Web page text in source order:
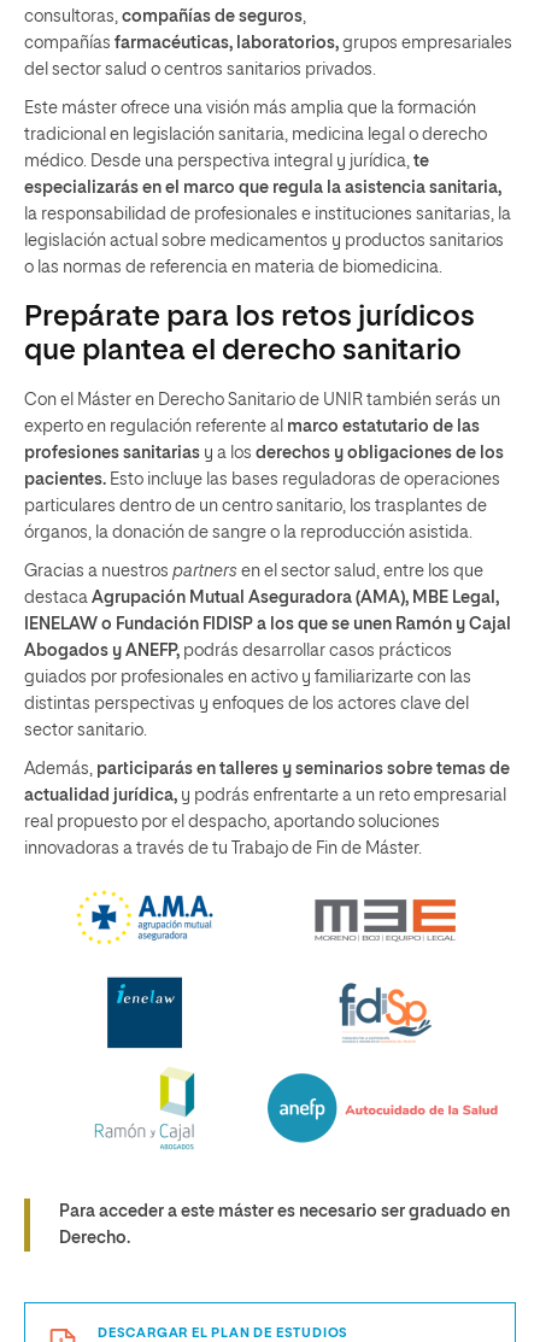
consultoras, compañías de seguros,
compañías farmacéuticas, laboratorios, grupos empresariales
del sector salud o centros sanitarios privados.
Este máster ofrece una visión más amplia que la formación
tradicional en legislación sanitaria, medicina legal o derecho
médico. Desde una perspectiva integral y jurídica, te
especializarás en el marco que regula la asistencia sanitaria,
la responsabilidad de profesionales e instituciones sanitarias, la
legislación actual sobre medicamentos y productos sanitarios
o las normas de referencia en materia de biomedicina.
Prepárate para los retos jurídicos
que plantea el derecho sanitario
Con el Máster en Derecho Sanitario de UNIR también serás un
experto en regulación referente al marco estatutario de las
profesiones sanitarias y a los derechos y obligaciones de los
pacientes. Esto incluye las bases reguladoras de operaciones
particulares dentro de un centro sanitario, los trasplantes de
órganos, la donación de sangre o la reproducción asistida.
Gracias a nuestros partners en el sector salud, entre los que
destaca Agrupación Mutual Aseguradora (AMA), MBE Legal,
IENELAW o Fundación FIDISP a los que se unen Ramón y Cajal
Abogados y ANEFP, podrás desarrollar casos prácticos
guiados por profesionales en activo y familiarizarte con las
distintas perspectivas y enfoques de los actores clave del
sector sanitario.
Además, participarás en talleres y seminarios sobre temas de
actualidad jurídica, y podrás enfrentarte a un reto empresarial
real propuesto por el despacho, aportando soluciones
innovadoras a través de tu Trabajo de Fin de Máster.
Para acceder a este máster es necesario ser graduado en
Derecho.
DESCARGAR EL PLAN DE ESTUDIOS